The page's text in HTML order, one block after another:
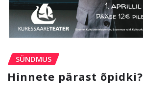
SÜNDMUS
Hinnete pärast õpidki?